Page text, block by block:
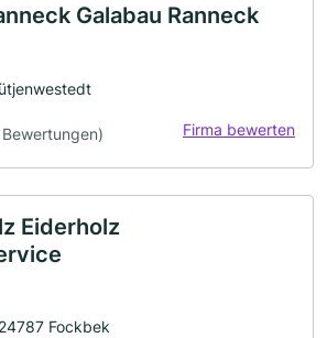
Galabau Ranneck
Firma bewerten
Eiderholz
Fockbek